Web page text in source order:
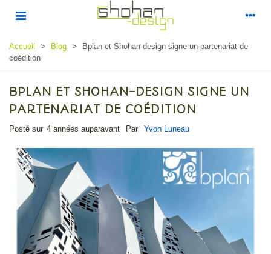
Accueil > Blog >
Bplan et Shohan-design signe un partenariat de
coédition
BPLAN ET SHOHAN-DESIGN SIGNE UN
PARTENARIAT DE COÉDITION
Posté sur 4 années auparavant Par Yvon Luneau